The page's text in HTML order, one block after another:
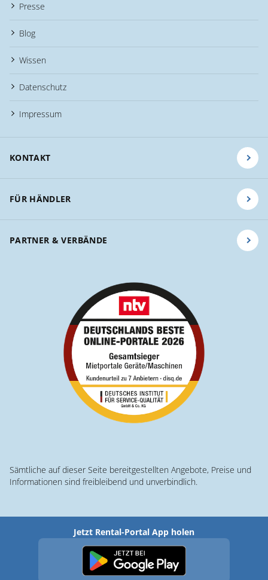
Presse
Blog
Wissen
Datenschutz
Impressum
KONTAKT
FÜR HÄNDLER
PARTNER & VERBÄNDE
Sämtliche auf dieser Seite bereitgestellten Angebote, Preise und
Informationen sind freibleibend und unverbindlich.
Jetzt Rental-Portal App holen